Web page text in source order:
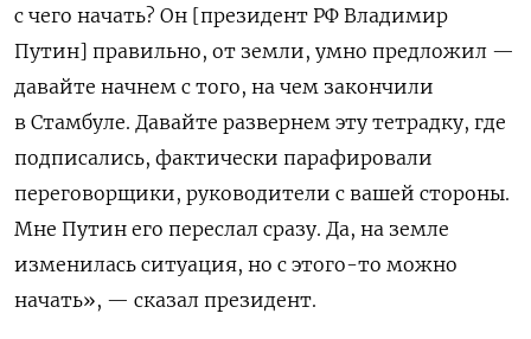
с чего начать? Он [президент РФ Владимир
Путин] правильно, от земли, умно предложил —
давайте начнем с того, на чем закончили
в Стамбуле. Давайте развернем эту тетрадку, где
подписались, фактически парафировали
переговорщики, руководители с вашей стороны.
Мне Путин его переслал сразу. Да, на земле
изменилась ситуация, но с этого-то можно
начать», — сказал президент.